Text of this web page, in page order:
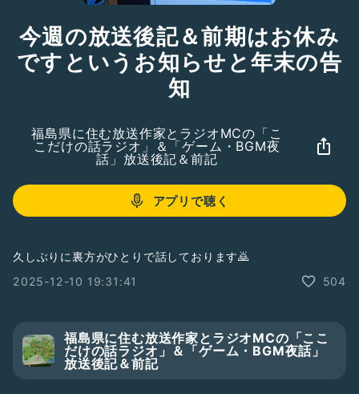
今週の放送後記＆前期はお休み
ですというお知らせと年末の告
知
福島県に住む放送作家とラジオMCの「こ
こだけの話ラジオ」＆「ゲーム・BGM夜
話」放送後記＆前記
アプリで聴く
久しぶりに裏方がひとりで話しております🙇
2025-12-10 19:31:41
504
福島県に住む放送作家とラジオMCの「ここ
だけの話ラジオ」＆「ゲーム・BGM夜話」
放送後記＆前記